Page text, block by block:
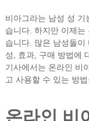
비아그라는 남성 성 기
습니다. 하지만 이제는
습니다. 많은 남성들이
성, 효과, 구매 방법에
기사에서는 온라인 비
고 사용할 수 있는 방
온라인 비